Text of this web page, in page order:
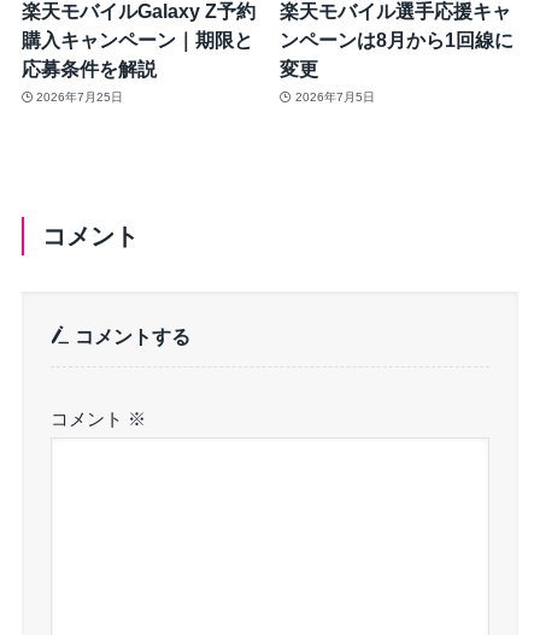
楽天モバイルGalaxy Z予約
購入キャンペーン｜期限と
応募条件を解説
2026年7月25日
楽天モバイル選手応援キャ
ンペーンは8月から1回線に
変更
2026年7月5日
コメント
コメントする
コメント ※